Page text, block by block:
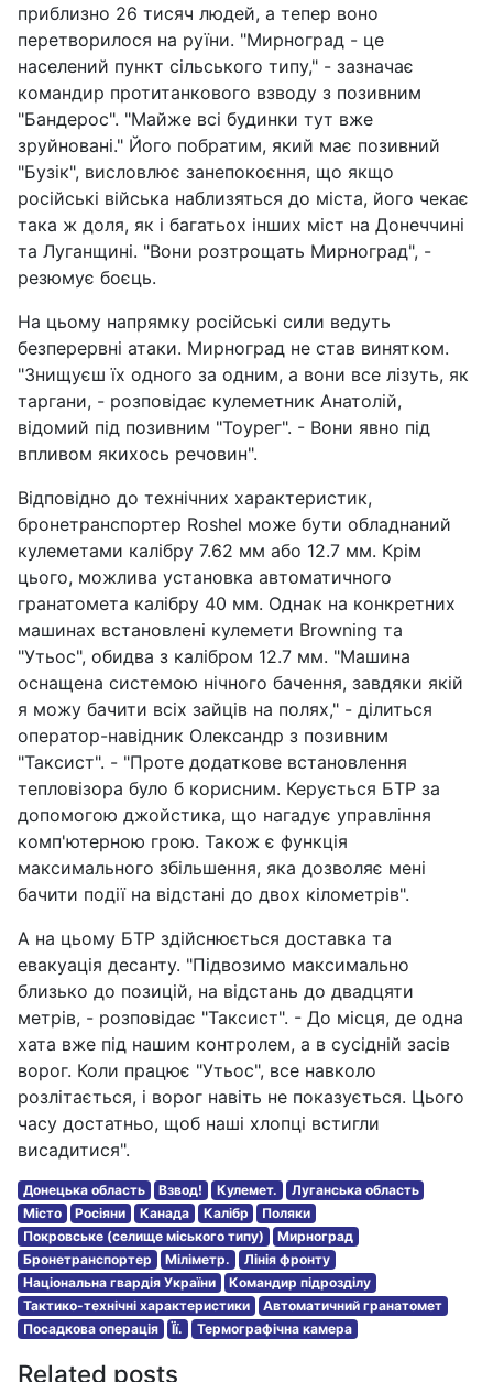
приблизно 26 тисяч людей, а тепер воно
перетворилося на руїни. "Мирноград - це
населений пункт сільського типу," - зазначає
командир протитанкового взводу з позивним
"Бандерос". "Майже всі будинки тут вже
зруйновані." Його побратим, який має позивний
"Бузік", висловлює занепокоєння, що якщо
російські війська наблизяться до міста, його чекає
така ж доля, як і багатьох інших міст на Донеччині
та Луганщині. "Вони розтрощать Мирноград", -
резюмує боєць.
На цьому напрямку російські сили ведуть
безперервні атаки. Мирноград не став винятком.
"Знищуєш їх одного за одним, а вони все лізуть, як
таргани, - розповідає кулеметник Анатолій,
відомий під позивним "Тоурег". - Вони явно під
впливом якихось речовин".
Відповідно до технічних характеристик,
бронетранспортер Roshel може бути обладнаний
кулеметами калібру 7.62 мм або 12.7 мм. Крім
цього, можлива установка автоматичного
гранатомета калібру 40 мм. Однак на конкретних
машинах встановлені кулемети Browning та
"Утьос", обидва з калібром 12.7 мм. "Машина
оснащена системою нічного бачення, завдяки якій
я можу бачити всіх зайців на полях," - ділиться
оператор-навідник Олександр з позивним
"Таксист". - "Проте додаткове встановлення
тепловізора було б корисним. Керується БТР за
допомогою джойстика, що нагадує управління
комп'ютерною грою. Також є функція
максимального збільшення, яка дозволяє мені
бачити події на відстані до двох кілометрів".
А на цьому БТР здійснюється доставка та
евакуація десанту. "Підвозимо максимально
близько до позицій, на відстань до двадцяти
метрів, - розповідає "Таксист". - До місця, де одна
хата вже під нашим контролем, а в сусідній засів
ворог. Коли працює "Утьос", все навколо
розлітається, і ворог навіть не показується. Цього
часу достатньо, щоб наші хлопці встигли
висадитися".
Донецька область Взвод! Кулемет.
Луганська область
Місто
Росіяни Канада Калібр
Поляки
Покровське (селище міського типу)
Мирноград
Бронетранспортер
Міліметр.
Лінія фронту
Національна гвардія України
Командир підрозділу
Тактико-технічні характеристики
Автоматичний гранатомет
Посадкова операція
Її. Термографічна камера
Related posts